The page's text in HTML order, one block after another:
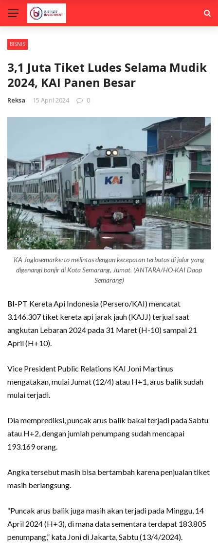
BISNIS
3,1 Juta Tiket Ludes Selama Mudik
2024, KAI Panen Besar
Reksa 15 April 2024 0
KA Joglosemarkerto melintas dengan kecepatan terbatas di jalur yang
digenangi banjir di Kota Semarang, Jumat. (ANTARA/HO-KAI Daop
Semarang)
BI-PT Kereta Api Indonesia (Persero/KAI) mencatat
3.146.307 tiket kereta api jarak jauh (KAJJ) terjual saat
angkutan Lebaran 2024 pada 31 Maret (H-10) sampai 21
April (H+10).
Vice President Public Relations KAI Joni Martinus
mengatakan, mulai Jumat (12/4) atau H+1, arus balik sudah
mulai terjadi.
Dia memprediksi, puncak arus balik bakal terjadi pada Sabtu
atau H+2, dengan jumlah penumpang sudah mencapai
193.169 orang.
Angka tersebut masih bisa bertambah karena penjualan tiket
masih berlangsung.
“Puncak arus balik juga masih akan terjadi pada Minggu, 14
April 2024 (H+3), di mana data sementara terdapat 183.805
penumpang,” kata Joni di Jakarta, Sabtu (13/4/2024).